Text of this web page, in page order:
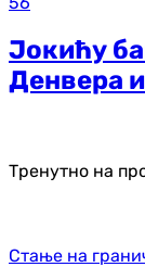
Јокићу
Денвера
Тренутно на
Стање на